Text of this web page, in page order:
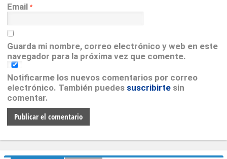
Email *
Guarda mi nombre, correo electrónico y web en este
navegador para la próxima vez que comente.
Notificarme los nuevos comentarios por correo
electrónico. También puedes suscribirtesin
comentar.